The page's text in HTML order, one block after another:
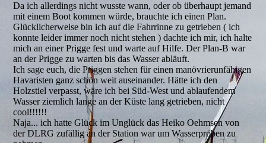
Da ich allerdings nicht wusste wann, oder ob überhaupt jemand
mit einem Boot kommen würde, brauchte ich einen Plan.
Glücklicherweise bin ich auf die Fahrrinne zu getrieben ( ich
konnte leider immer noch nicht stehen ) dachte ich mir, ich halte
mich an einer Prigge fest und warte auf Hilfe. Der Plan-B war
an der Prigge zu warten bis das Wasser abläuft.
Ich sage euch, die Priggen stehen für einen manövrierunfähigen
Havaristen ganz schön weit auseinander. Hätte ich den
Holzstiel verpasst, wäre ich bei Süd-West und ablaufendem
Wasser ziemlich lange an der Küste lang getrieben, nicht
cool!!!!!!
Naja... ich hatte Glück im Unglück das Heiko Oehmsen von
der DLRG zufällig an der Station war um Wasserproben zu